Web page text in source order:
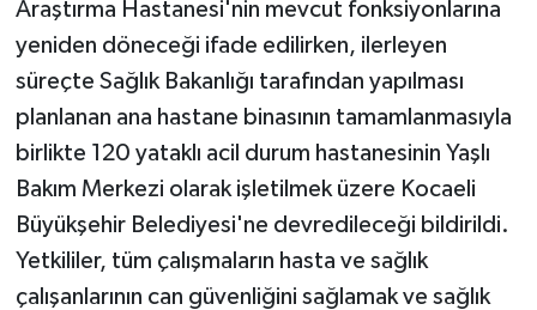
Araştırma Hastanesi'nin mevcut fonksiyonlarına
yeniden döneceği ifade edilirken, ilerleyen
süreçte Sağlık Bakanlığı tarafından yapılması
planlanan ana hastane binasının tamamlanmasıyla
birlikte 120 yataklı acil durum hastanesinin Yaşlı
Bakım Merkezi olarak işletilmek üzere Kocaeli
Büyükşehir Belediyesi'ne devredileceği bildirildi.
Yetkililer, tüm çalışmaların hasta ve sağlık
çalışanlarının can güvenliğini sağlamak ve sağlık